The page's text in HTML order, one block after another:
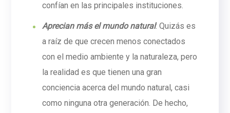
confían en las principales instituciones.
Aprecian más el mundo natural: Quizás es
a raíz de que crecen menos conectados
con el medio ambiente y la naturaleza, pero
la realidad es que tienen una gran
conciencia acerca del mundo natural, casi
como ninguna otra generación. De hecho,